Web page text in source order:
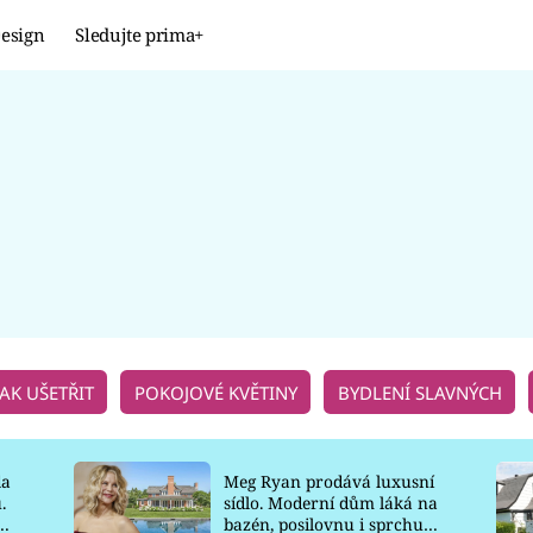
Sledujte prima+
UŠETŘIT POKOJOVÉ KVĚTINY BYDLENÍ SLAVNÝCH
Meg Ryan prodává luxusní
sídlo. Moderní dům láká na
bazén, posilovnu i sprchu